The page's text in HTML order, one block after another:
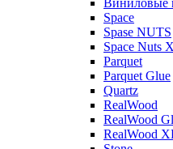
Виниловые
Space
Spase NUTS
Space Nuts
Parquet
Parquet Glue
Quartz
RealWood
RealWood
RealWood